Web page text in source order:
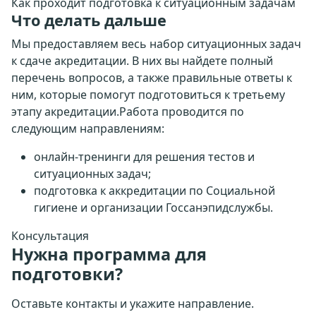
Что делать дальше
Мы предоставляем весь набор ситуационных задач
к сдаче акредитации. В них вы найдете полный
перечень вопросов, а также правильные ответы к
ним, которые помогут подготовиться к третьему
этапу акредитации.Работа проводится по
следующим направлениям:
онлайн-тренинги для решения тестов и
ситуационных задач;
подготовка к аккредитации по Социальной
гигиене и организации Госсанэпидслужбы.
Консультация
Нужна программа для
подготовки?
Оставьте контакты и укажите направление.